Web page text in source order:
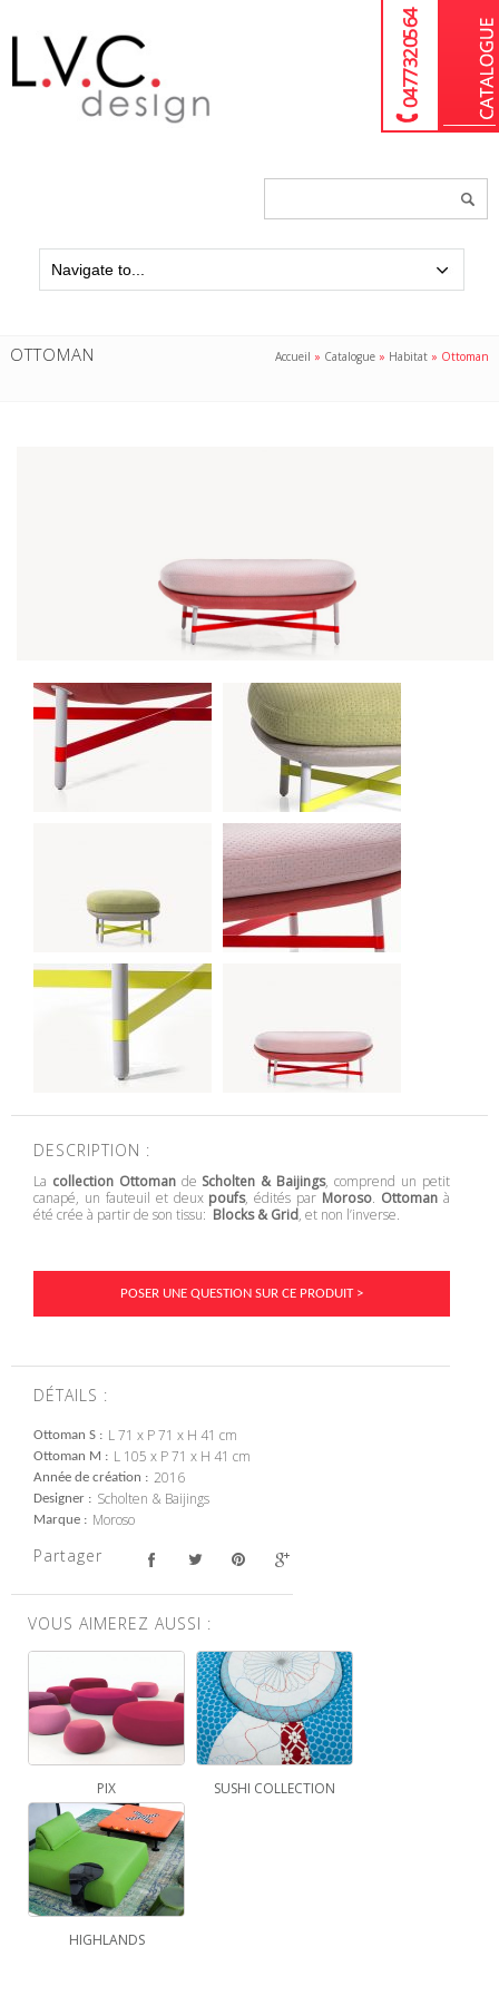
04 77 32 05 64
OTTOMAN Accueil » Catalogue » Habitat » Ottoman
DESCRIPTION :
La collection Ottomande Scholten & Baijings, comprend un petit
canapé, un fauteuil et deux poufs, édités par Moroso. Ottomanà
été crée à partir de son tissu: Blocks & Grid, et non l’inverse.
POSER UNE QUESTION SUR CE PRODUIT >
DÉTAILS :
Ottoman S L 71 x P 71 x H 41 cm
Ottoman M L 105 x P 71 x H 41 cm
Année de création 2016
Designer Scholten & Baijings
Marque Moroso
Partager
VOUS AIMEREZ AUSSI :
PIX SUSHI COLLECTION
HIGHLANDS